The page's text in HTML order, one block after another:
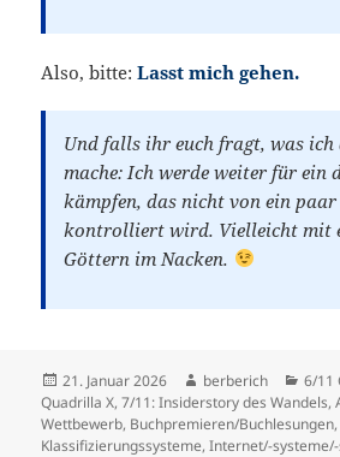
Also, bitte:Lasst mich gehen.
Und falls ihr euch fragt, was ich
mache: Ich werde weiter für ein
kämpfen, das nicht von ein paar
kontrolliert wird. Vielleicht mit
Göttern im Nacken.
Veröffentlicht
am
21. Januar 2026 Autor
berberich
6/11
Quadrilla X,7/11: Insiderstory des Wandels,
Wettbewerb, Buchpremieren/Buchlesungen,
Klassifizierungssysteme,Internet/-